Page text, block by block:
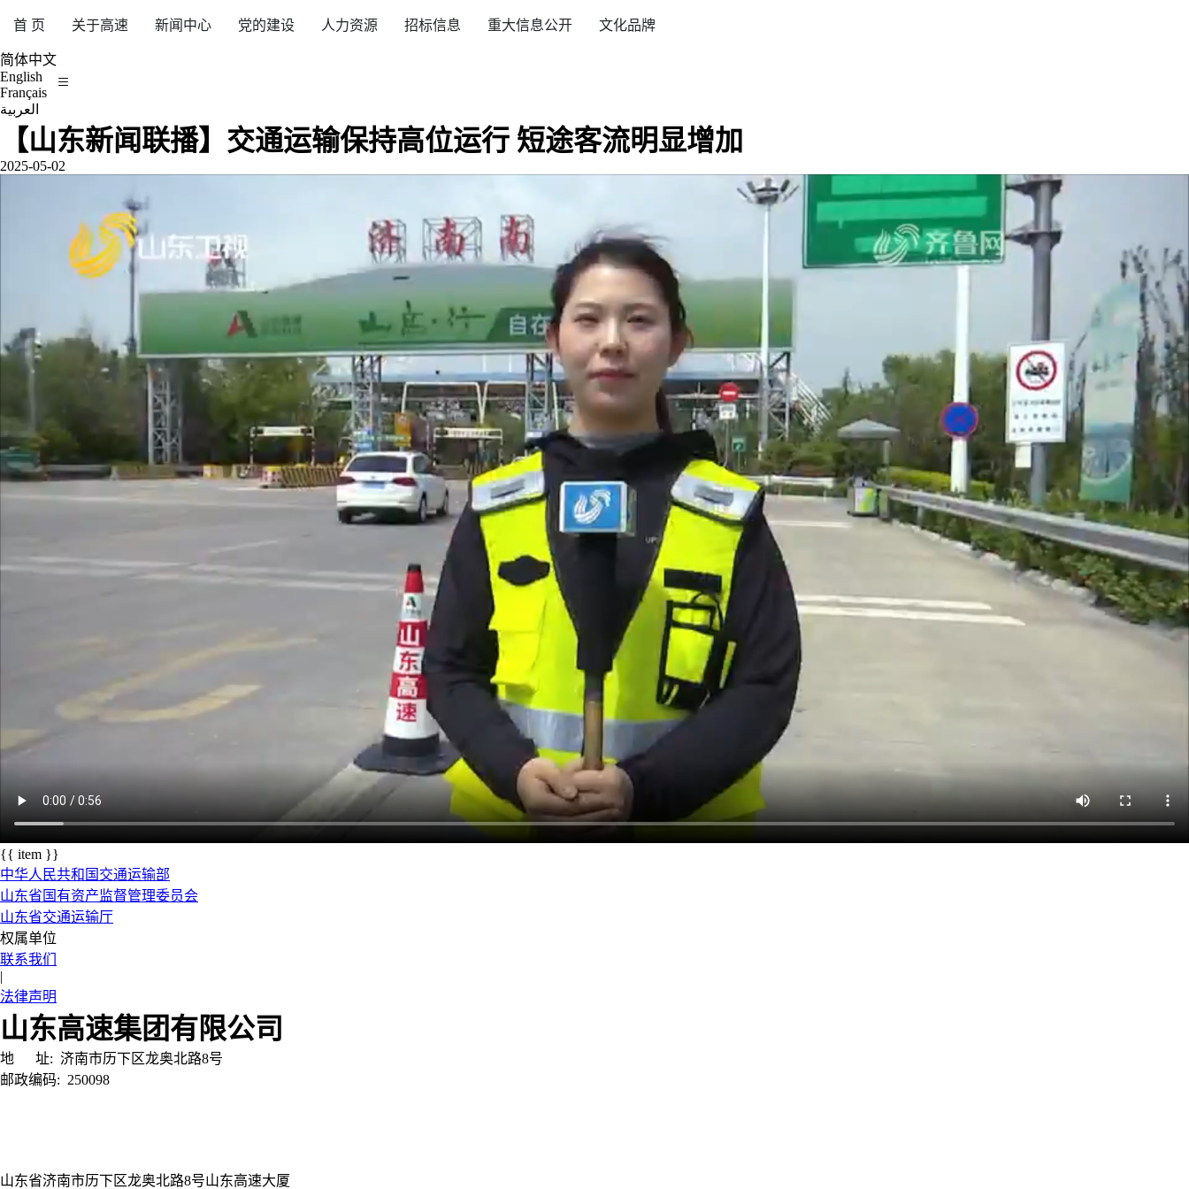
首 页 关于高速 新闻中心 党的建设 人力资源 招标信息 重大信息公开 文化品牌
简体中文
English
Français
العربية
【山东新闻联播】交通运输保持高位运行 短途客流明显增加
2025-05-02
{{ item }}
中华人民共和国交通运输部
山东省国有资产监督管理委员会
山东省交通运输厅
权属单位
联系我们
|
法律声明
山东高速集团有限公司
地 址: 济南市历下区龙奥北路8号
邮政编码: 250098
山东省济南市历下区龙奥北路8号山东高速大厦